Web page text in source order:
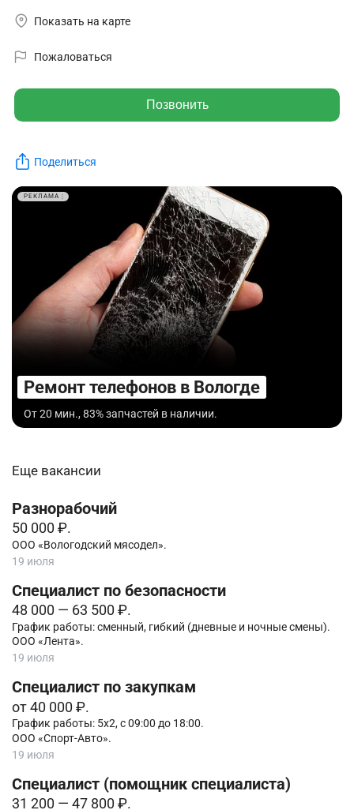
Показать на карте
Пожаловаться
Позвонить
Поделиться
РЕКЛАМА
Ремонт телефонов в Вологде
От 20 мин., 83% запчастей в наличии.
Еще вакансии
Разнорабочий
50 000 ₽.
ООО «Вологодский мясодел».
19 июля
Специалист по безопасности
48 000 — 63 500 ₽.
График работы: сменный, гибкий (дневные и ночные смены).
ООО «Лента».
19 июля
Специалист по закупкам
от 40 000 ₽.
График работы: 5х2, с 09:00 до 18:00.
ООО «Спорт-Авто».
19 июля
Специалист (помощник специалиста)
31 200 — 47 800 ₽.